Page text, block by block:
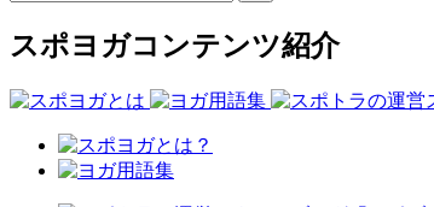
スポヨガコンテンツ紹介